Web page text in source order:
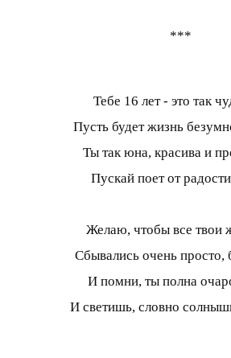
***
Тебе 16 лет - это так
Пусть будет жизнь
Ты так юна, красива и
Пускай поет от
Желаю, чтобы все твои
Сбывались очень просто,
И помни, ты полна
И светишь, словно